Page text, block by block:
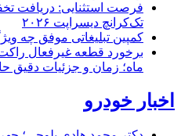
تک‌کرانچ دیسراپت ۲۰۲۶
کمپین تبلیغاتی موفق چه
ماه؛ زمان و جزئیات دقیق
اخبار خودرو